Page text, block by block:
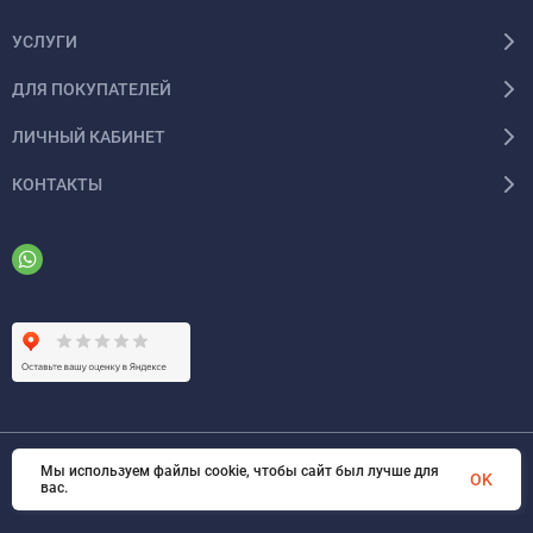
УСЛУГИ
ДЛЯ ПОКУПАТЕЛЕЙ
ЛИЧНЫЙ КАБИНЕТ
КОНТАКТЫ
© 2026 ООО «ФАЗИНЖИНИРИНГ». Все права защищены
Мы используем файлы cookie, чтобы сайт был лучше для
вас.
OK